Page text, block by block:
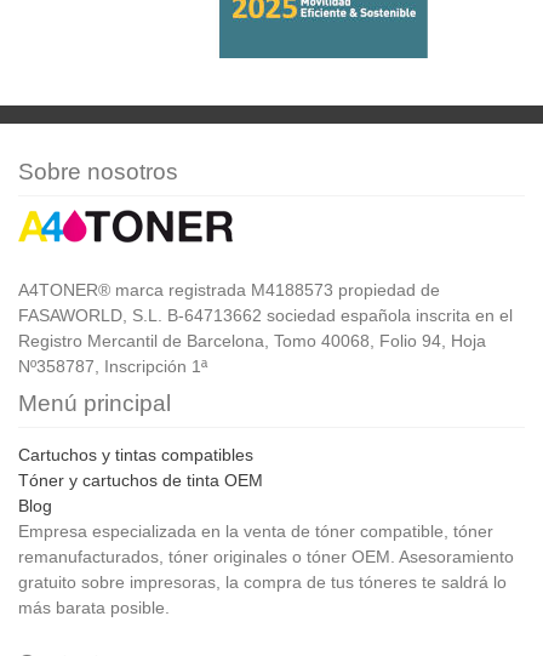
Sobre nosotros
A4TONER® marca registrada M4188573 propiedad de
FASAWORLD, S.L. B-64713662 sociedad española inscrita en el
Registro Mercantil de Barcelona, Tomo 40068, Folio 94, Hoja
Nº358787, Inscripción 1ª
Menú principal
Cartuchos y tintas compatibles
Tóner y cartuchos de tinta OEM
Blog
Empresa especializada en la venta de tóner compatible, tóner
remanufacturados, tóner originales o tóner OEM. Asesoramiento
gratuito sobre impresoras, la compra de tus tóneres te saldrá lo
más barata posible.